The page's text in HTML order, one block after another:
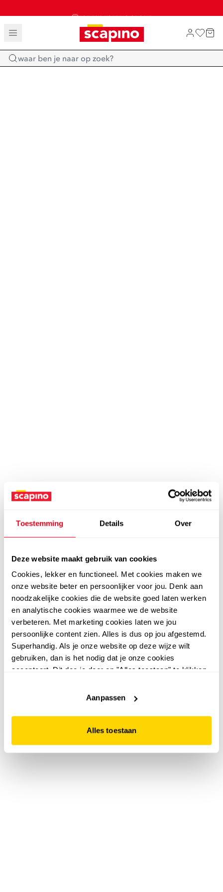
Toestemming Details Over
Deze website maakt gebruik van cookies
Cookies, lekker en functioneel. Met cookies maken we
onze website beter en persoonlijker voor jou. Denk aan
noodzakelijke cookies die de website goed laten werken
en analytische cookies waarmee we de website
verbeteren. Met marketing cookies laten we jou
persoonlijke content zien. Alles is dus op jou afgestemd.
Superhandig. Als je onze website op deze wijze wilt
gebruiken, dan is het nodig dat je onze cookies
accepteert. Dit doe je door op "Alles toestaan" te klikken.
website niet optimaal functioneert.
Aanpassen
Alles toestaan
TOT 70% KORTING OP SALE
SALE: LAATSTE KANS!
SHOP NIEUW
Home